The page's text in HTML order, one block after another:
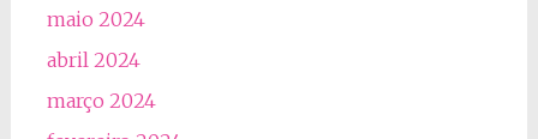
maio 2024
abril 2024
março 2024